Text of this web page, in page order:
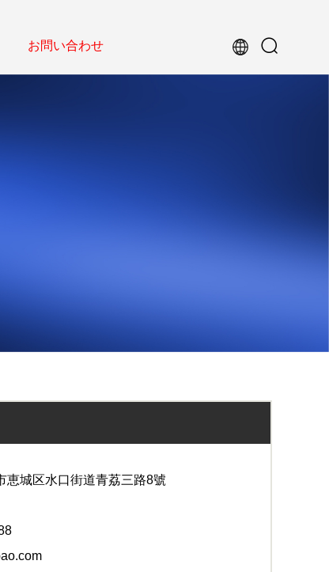
お問い合わせ
恵城区水口街道青荔三路8號